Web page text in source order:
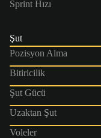
Sprint Hızı
Şut
Pozisyon Alma
Bitiricilik
Şut Gücü
Uzaktan Şut
Voleler